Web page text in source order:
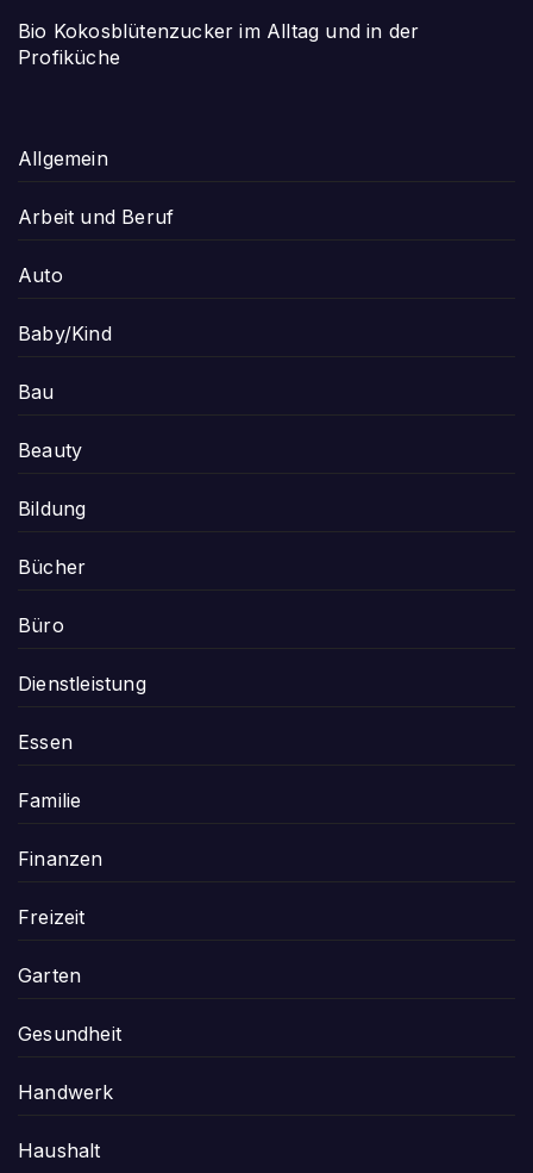
Bio Kokosblütenzucker im Alltag und in der
Profiküche
Allgemein
Arbeit und Beruf
Auto
Baby/Kind
Bau
Beauty
Bildung
Bücher
Büro
Dienstleistung
Essen
Familie
Finanzen
Freizeit
Garten
Gesundheit
Handwerk
Haushalt